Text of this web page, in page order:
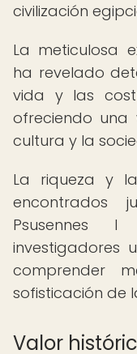
civilización
La meticulosa
ha revelado
vida y las
ofreciendo una
cultura y la
La riqueza y
investigadores
comprender
sofisticación de
Valor